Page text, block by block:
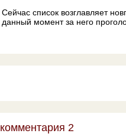
Сейчас список возглавляет
данный момент за него
комментария 2